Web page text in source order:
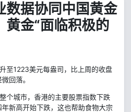
数据协同中国黄金
黄金“面临积极的
至1223美元每盎司，比上周的收盘
回落。
个城市，香港的主要股票指数下跌
新高开始下跌，这也帮助食物大宗